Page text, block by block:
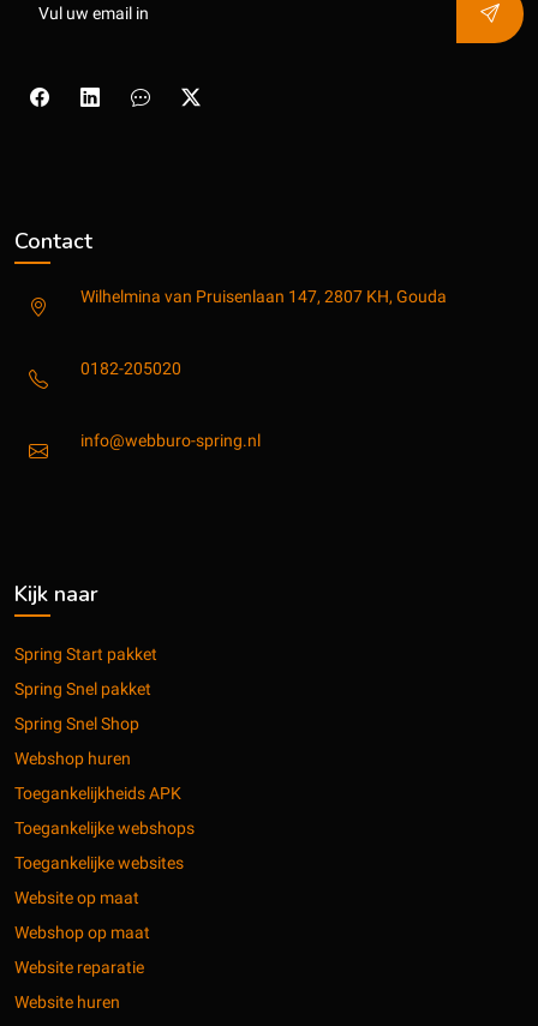
Contact
Wilhelmina van Pruisenlaan 147, 2807 KH, Gouda
0182-205020
info@webburo-spring.nl
Kijk naar
Spring Start pakket
Spring Snel pakket
Spring Snel Shop
Webshop huren
Toegankelijkheids APK
Toegankelijke webshops
Toegankelijke websites
Website op maat
Webshop op maat
Website reparatie
Website huren